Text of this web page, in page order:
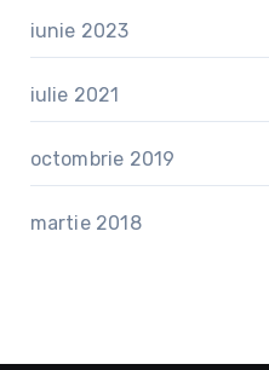
iunie 2023
iulie 2021
octombrie 2019
martie 2018